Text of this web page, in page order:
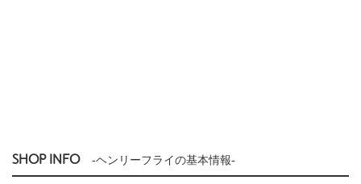
SHOP INFO -ヘンリーフライの基本情報-